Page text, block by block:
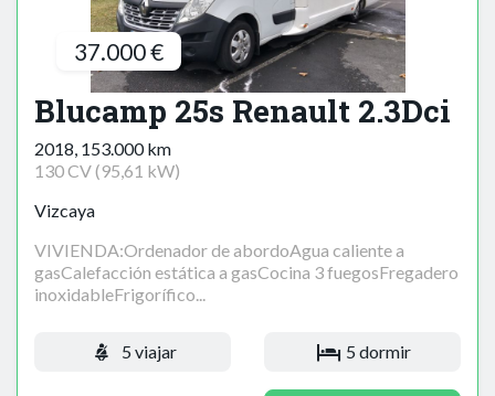
37.000 €
Blucamp 25s Renault 2.3Dci
2018, 153.000 km
130 CV (95,61 kW)
Vizcaya
VIVIENDA:Ordenador de abordoAgua caliente a
gasCalefacción estática a gasCocina 3 fuegosFregadero
inoxidableFrigorífico...
5 viajar 5 dormir